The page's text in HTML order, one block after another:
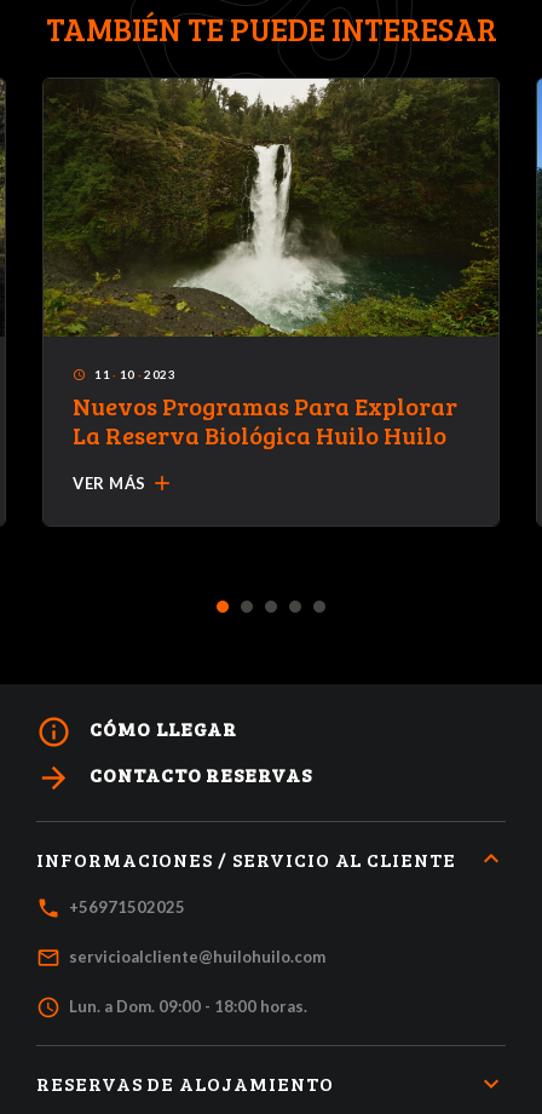
TAMBIÉN TE PUEDE INTERESAR
access_time 11 · 10 · 2023
Nuevos Programas Para Explorar
La Reserva Biológica Huilo Huilo
VER MÁS add
1 2 3 4 5
info_outline CÓMO LLEGAR
arrow_forward CONTACTO RESERVAS
INFORMACIONES / SERVICIO AL CLIENTE
local_phone +56971502025
mail_outline servicioalcliente@huilohuilo.com
access_time Lun. a Dom. 09:00 - 18:00 horas.
RESERVAS DE ALOJAMIENTO